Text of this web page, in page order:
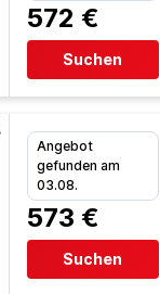
572 €
Suchen
Angebot
gefunden am
03.08.
573 €
Suchen